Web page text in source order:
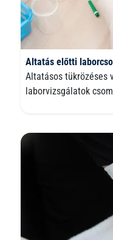
Altatás előtti
Altatásos tükrözéses
laborvizsgálatok